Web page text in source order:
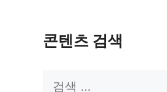
콘텐츠 검색
검